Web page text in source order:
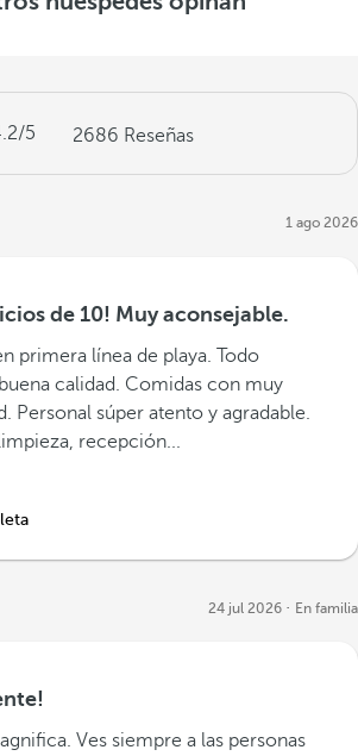
/5 2686 Reseñas
1 ago 2026
de 10! Muy aconsejable.
primera línea de playa. Todo
calidad. Comidas con muy
Personal súper atento y agradable.
recepción...
24 jul 2026 En familia
Ves siempre a las personas